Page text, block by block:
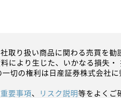
取り扱い商品に関わる売買を
により生じた、いかなる損失
切の権利は日産証券株式会社
重要事項、 リスク説明等をよくご